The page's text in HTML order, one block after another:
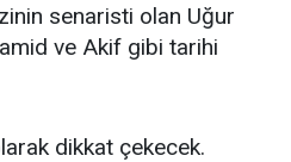
senaristi olan Uğur
ve Akif gibi tarihi
dikkat çekecek.